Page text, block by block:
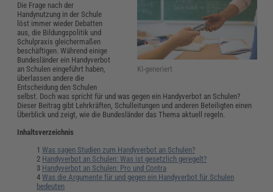
KI-generiert
Die Frage nach der
Handynutzung in der Schule
löst immer wieder Debatten
aus, die Bildungspolitik und
Schulpraxis gleichermaßen
beschäftigen. Während einige
Bundesländer ein Handyverbot
an Schulen eingeführt haben,
überlassen andere die
Entscheidung den Schulen
selbst. Doch was spricht für und was gegen ein Handyverbot an Schulen?
Dieser Beitrag gibt Lehrkräften, Schulleitungen und anderen Beteiligten einen
Überblick und zeigt, wie die Bundesländer das Thema aktuell regeln.
Inhaltsverzeichnis
Was sagen Studien zum Handyverbot an Schulen?
Handyverbot an Schulen: Was ist gesetzlich geregelt?
Handyverbot an Schulen: Pro und Contra
Was die Argumente für und gegen ein Handyverbot für Schulen
bedeuten